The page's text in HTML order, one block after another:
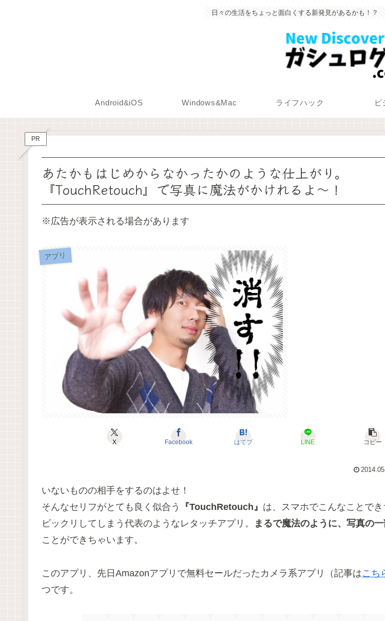
日々の生活をちょっと面白くする新発見があるかも！
Android&iOS Windows&Mac ライフハック ビ
PR
あたかもはじめからなかったかのような仕上がり。
『TouchRetouch』で写真に魔法がかけれるよ〜！
※広告が表示される場合があります
アプリ
X Facebook はてブ LINE コピー
いないものの相手をするのはよせ！
そんなセリフがとても良く似合う
『TouchRetouch』 は、スマホでこんなことでき
ビックリしてしまう代表のようなレタッチアプリ。
まるで魔法のように、写真の
ことができちゃいます。
このアプリ、先日Amazonアプリで無料セールだったカメラ系アプリ（記事はこち
つです。